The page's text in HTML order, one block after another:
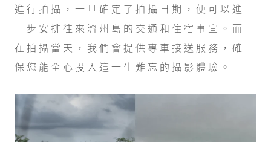
進行拍攝，一旦確定了拍攝日期，便可以進
一步安排往來濟州島的交通和住宿事宜。而
在拍攝當天，我們會提供專車接送服務，確
保您能全心投入這一生難忘的攝影體驗。